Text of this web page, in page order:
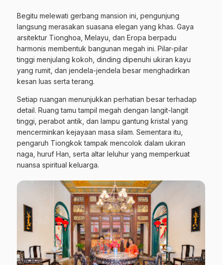
Begitu melewati gerbang mansion ini, pengunjung
langsung merasakan suasana elegan yang khas. Gaya
arsitektur Tionghoa, Melayu, dan Eropa berpadu
harmonis membentuk bangunan megah ini. Pilar-pilar
tinggi menjulang kokoh, dinding dipenuhi ukiran kayu
yang rumit, dan jendela-jendela besar menghadirkan
kesan luas serta terang.
Setiap ruangan menunjukkan perhatian besar terhadap
detail. Ruang tamu tampil megah dengan langit-langit
tinggi, perabot antik, dan lampu gantung kristal yang
mencerminkan kejayaan masa silam. Sementara itu,
pengaruh Tiongkok tampak mencolok dalam ukiran
naga, huruf Han, serta altar leluhur yang memperkuat
nuansa spiritual keluarga.